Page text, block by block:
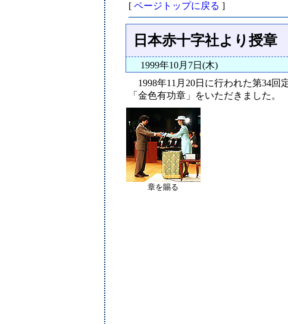
[ ページトップに戻る ]
日本赤十字社より授章
1999年10月7日(木)
1998年11月20日に行われた第34回
「金色有功章」をいただきました。
章を賜る